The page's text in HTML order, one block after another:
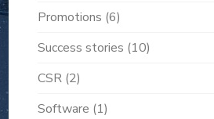
Promotions (6)
Success stories (10)
CSR (2)
Software (1)